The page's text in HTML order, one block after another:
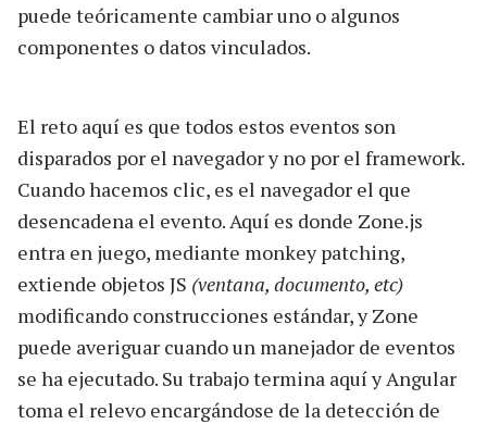
puede teóricamente cambiar uno o algunos
componentes o datos vinculados.
El reto aquí es que todos estos eventos son
disparados por el navegador y no por el framework.
Cuando hacemos clic, es el navegador el que
desencadena el evento. Aquí es donde Zone.js
entra en juego, mediante monkey patching,
extiende objetos JS (ventana, documento, etc)
modificando construcciones estándar, y Zone
puede averiguar cuando un manejador de eventos
se ha ejecutado. Su trabajo termina aquí y Angular
toma el relevo encargándose de la detección de